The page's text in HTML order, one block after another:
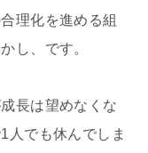
理化を進める組
し、です。
長は望めなくな
人でも休んでしま